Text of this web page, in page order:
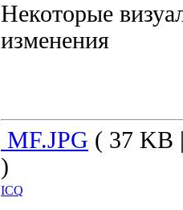
Некоторые
изменения
MF.JPG ( 37 KB
)
ICQ